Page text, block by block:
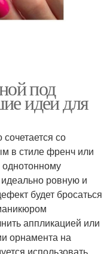
под
идеи для
со
в стиле френч или
ровную и
будет бросаться
аппликацией или
орнамента на